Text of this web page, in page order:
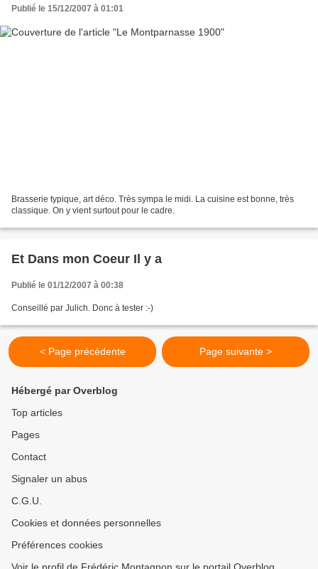
Publié le 15/12/2007 à 01:01
Brasserie typique, art déco. Très sympa le midi. La cuisine est bonne, très
classique. On y vient surtout pour le cadre.
Et Dans mon Coeur Il y a
Publié le 01/12/2007 à 00:38
Conseillé par Julich. Donc à tester :-)
< Page précédente Page suivante >
Hébergé par Overblog
Top articles
Pages
Contact
Signaler un abus
C.G.U.
Cookies et données personnelles
Préférences cookies